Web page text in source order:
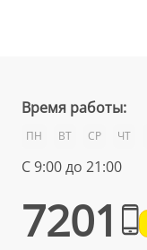
Время работы:
ПН ВТ СР ЧТ
С 9:00 до 21:00
7201